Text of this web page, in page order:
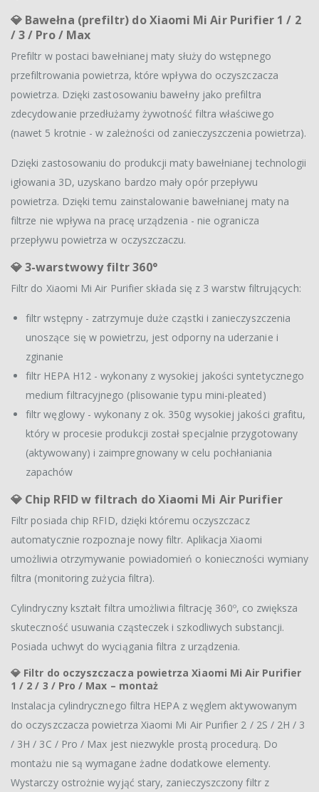
💎 Bawełna (prefiltr) do Xiaomi Mi Air Purifier 1 / 2
/ 3 / Pro / Max
Prefiltr w postaci bawełnianej maty służy do wstępnego
przefiltrowania powietrza, które wpływa do oczyszczacza
powietrza. Dzięki zastosowaniu bawełny jako prefiltra
zdecydowanie przedłużamy żywotność filtra właściwego
(nawet 5 krotnie - w zależności od zanieczyszczenia powietrza).
Dzięki zastosowaniu do produkcji maty bawełnianej technologii
igłowania 3D, uzyskano bardzo mały opór przepływu
powietrza. Dzięki temu zainstalowanie bawełnianej maty na
filtrze nie wpływa na pracę urządzenia - nie ogranicza
przepływu powietrza w oczyszczaczu.
💎 3-warstwowy filtr 360°
Filtr do Xiaomi Mi Air Purifier składa się z 3 warstw filtrujących:
filtr wstępny - zatrzymuje duże cząstki i zanieczyszczenia
unoszące się w powietrzu, jest odporny na uderzanie i
zginanie
filtr HEPA H12 - wykonany z wysokiej jakości syntetycznego
medium filtracyjnego (plisowanie typu mini-pleated)
filtr węglowy - wykonany z ok. 350g wysokiej jakości grafitu,
który w procesie produkcji został specjalnie przygotowany
(aktywowany) i zaimpregnowany w celu pochłaniania
zapachów
💎 Chip RFID w filtrach do Xiaomi Mi Air Purifier
Filtr posiada chip RFID, dzięki któremu oczyszczacz
automatycznie rozpoznaje nowy filtr. Aplikacja Xiaomi
umożliwia otrzymywanie powiadomień o konieczności wymiany
filtra (monitoring zużycia filtra).
Cylindryczny kształt filtra umożliwia filtrację 360º, co zwiększa
skuteczność usuwania cząsteczek i szkodliwych substancji.
Posiada uchwyt do wyciągania filtra z urządzenia.
💎 Filtr do oczyszczacza powietrza Xiaomi Mi Air Purifier
1 / 2 / 3 / Pro / Max – montaż
Instalacja cylindrycznego filtra HEPA z węglem aktywowanym
do oczyszczacza powietrza Xiaomi Mi Air Purifier 2 / 2S / 2H / 3
/ 3H / 3C / Pro / Max jest niezwykle prostą procedurą. Do
montażu nie są wymagane żadne dodatkowe elementy.
Wystarczy ostrożnie wyjąć stary, zanieczyszczony filtr z